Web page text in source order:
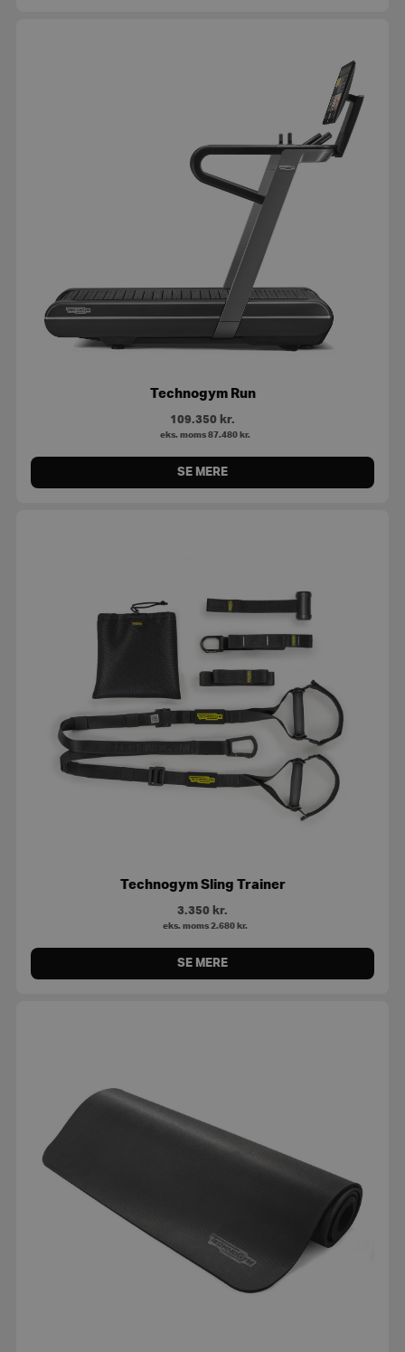
Technogym Run
109.350 kr.
eks. moms 87.480 kr.
SE MERE
Technogym Sling Trainer
3.350 kr.
eks. moms 2.680 kr.
SE MERE